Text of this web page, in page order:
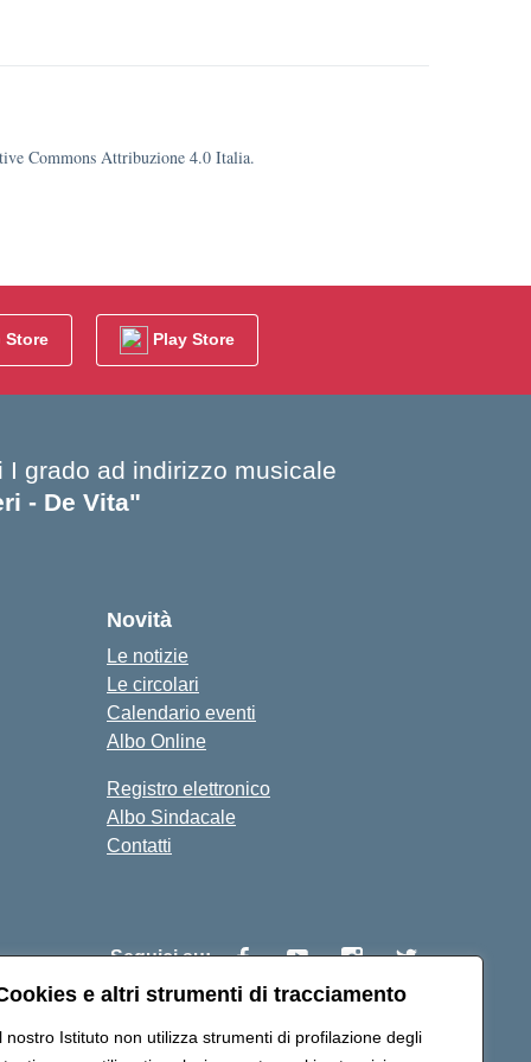
e altri strumenti di tracciamento
nostro Istituto non utilizza strumenti di profilazione degli
Commons Attribuzione 4.0 Italia.
Store Play Store
grado ad indirizzo musicale
- De Vita"
Novità
Le notizie
Le circolari
Calendario eventi
Albo Online
Registro elettronico
Albo Sindacale
Contatti
Seguici su: